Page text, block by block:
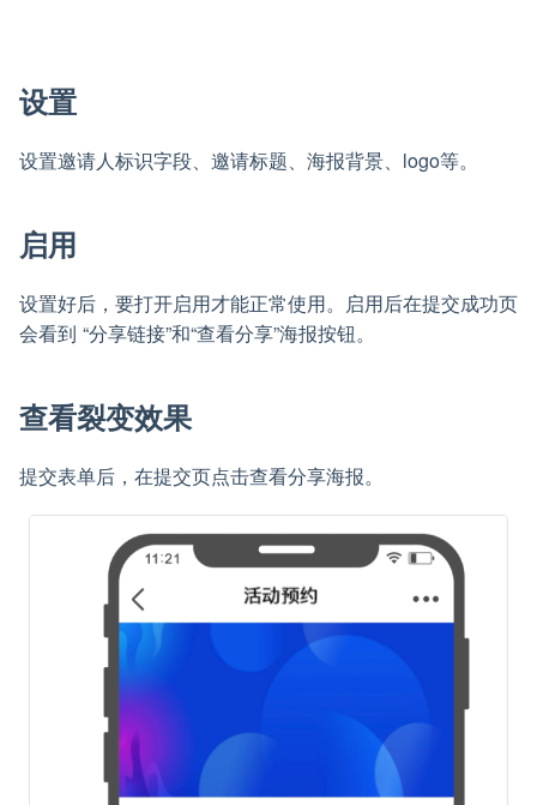
设置
设置邀请人标识字段、邀请标题、海报背景、logo等。
启用
设置好后，要打开启用才能正常使用。启用后在提交成功页
会看到 “分享链接”和“查看分享”海报按钮。
查看裂变效果
提交表单后，在提交页点击查看分享海报。